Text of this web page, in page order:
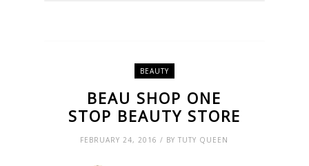
BEAUTY
BEAU SHOP ONE
STOP BEAUTY STORE
FEBRUARY 24, 2016 / BY TUTY QUEEN